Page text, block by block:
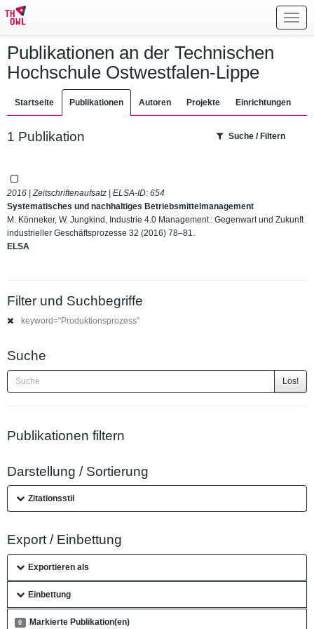
Publikationen an der Technischen
Hochschule Ostwestfalen-Lippe
Startseite Publikationen Autoren Projekte Einrichtungen
1 Publikation Suche / Filtern
2016 | Zeitschriftenaufsatz | ELSA-ID: 654
Systematisches und nachhaltiges Betriebsmittelmanagement
M. Könneker, W. Jungkind, Industrie 4.0 Management : Gegenwart und Zukunft
industrieller Geschäftsprozesse 32 (2016) 78–81.
ELSA
Filter und Suchbegriffe
keyword="Produktionsprozess"
Suche
Los!
Publikationen filtern
Darstellung / Sortierung
Zitationsstil
Export / Einbettung
Exportieren als
Einbettung
0 Markierte Publikation(en)